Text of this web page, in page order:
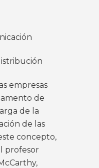
empresas
de
de la
de las
concepto,
profesor